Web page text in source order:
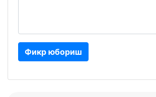
Фикр юбориш